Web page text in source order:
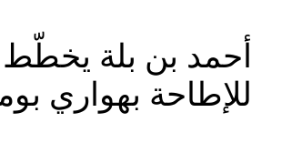
أحمد بن بلة يخطّط
للإطاحة بهواري